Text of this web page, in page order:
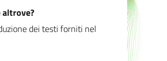
dei testi forniti nel